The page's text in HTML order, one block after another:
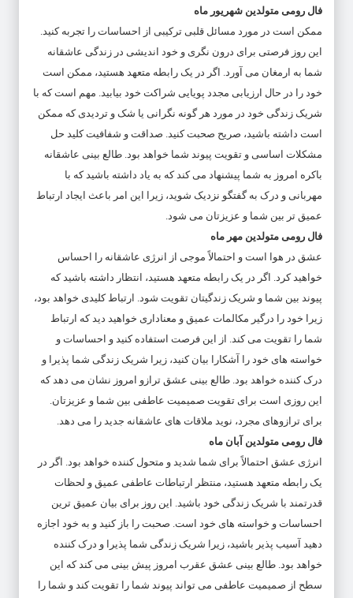
فال رومی متولدین شهریور ماه
ممکن است در مورد مسائل قلبی ترکیبی از احساسات را تجربه کنید.
این روز فرصتی برای درون نگری و خود اندیشی در زندگی عاشقانه
شما به ارمغان می آورد. اگر در یک رابطه متعهد هستید، ممکن است
خود را در حال ارزیابی مجدد پویایی شراکت خود بیابید. مهم است که با
شریک زندگی خود در مورد هر گونه نگرانی یا شک و تردیدی که ممکن
است داشته باشید، صریح صحبت کنید. صداقت و شفافیت کلید حل
مشکلات اساسی و تقویت پیوند شما خواهد بود. طالع بینی عاشقانه
باکره امروز به شما پیشنهاد می کند که به یاد داشته باشید که با
مهربانی و درک به گفتگو نزدیک شوید، زیرا این امر باعث ایجاد ارتباط
عمیق تر بین شما و عزیزتان می شود.
فال رومی متولدین مهر ماه
عشق در هوا است و احتمالاً موجی از انرژی عاشقانه را احساس
خواهید کرد. اگر در یک رابطه متعهد هستید، انتظار داشته باشید که
پیوند بین شما و شریک زندگیتان تقویت شود. ارتباط کلیدی خواهد بود،
زیرا خود را درگیر مکالمات عمیق و معناداری خواهید دید که ارتباط
شما را تقویت می کند. از این فرصت استفاده کنید و احساسات و
خواسته های خود را آشکارا بیان کنید، زیرا شریک زندگی شما پذیرا و
درک کننده خواهد بود. طالع بینی عشق ترازو امروز نشان می دهد که
این روزی است برای تقویت صمیمیت عاطفی بین شما و عزیزتان.
برای ترازوهای مجرد، نوید ملاقات های عاشقانه جدید را می دهد.
فال رومی متولدین آبان ماه
انرژی عشق احتمالاً برای شما شدید و متحول کننده خواهد بود. اگر در
یک رابطه متعهد هستید، منتظر ارتباطات عاطفی عمیق و لحظات
قدرتمند با شریک زندگی خود باشید. این روز برای بیان عمیق ترین
احساسات و خواسته های خود است. صحبت را باز کنید و به خود اجازه
دهید آسیب پذیر باشید، زیرا شریک زندگی شما پذیرا و درک کننده
خواهد بود. طالع بینی عشق عقرب امروز پیش بینی می کند که این
سطح از صمیمیت عاطفی می تواند پیوند شما را تقویت کند و شما را